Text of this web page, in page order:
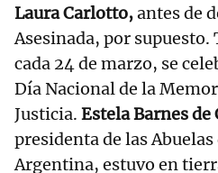
Laura Carlotto,antes de
Asesinada, por supuesto.
cada 24 de marzo, se
Día Nacional de la
Justicia. Estela Barnes
presidenta de las Abuelas
Argentina, estuvo en